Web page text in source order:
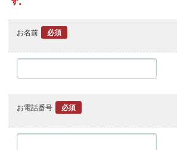
お名前 必須
お電話番号 必須